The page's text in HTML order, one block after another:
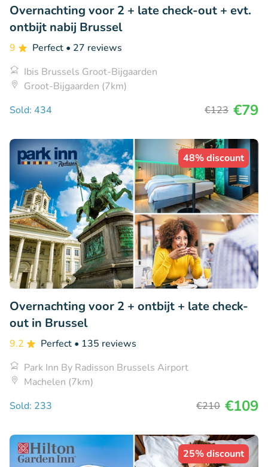
Overnachting voor 2 + late check-out + evt.
ontbijt nabij Brussel
9 Perfect • 27 reviews
Ibis Brussels Groot-Bijgaarden
Groot-Bijgaarden (7km)
Sold: 434
€123 €79
48% discount
Overnachting voor 2 + ontbijt + late check-
out in Brussel
9.2 Perfect • 135 reviews
Park Inn By Radisson Brussels Airport
Machelen (7km)
Sold: 233
€210 €109
25% discount